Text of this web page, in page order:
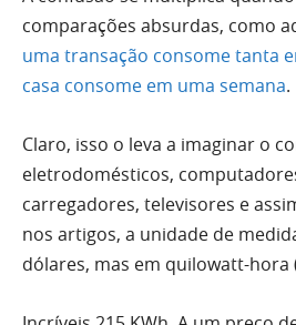
comparações absurdas, como
uma transação consome tanta
casa consome em uma semana.
Claro, isso o leva a imaginar o
eletrodomésticos,
carregadores, televisores e
nos artigos, a unidade de
dólares, mas em quilowatt-hora